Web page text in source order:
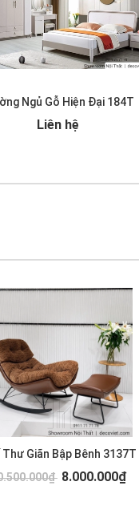
Ngủ Gỗ Hiện Đại 184T
Liên hệ
Thư Giãn Bập Bênh 3137T
8.000.000₫